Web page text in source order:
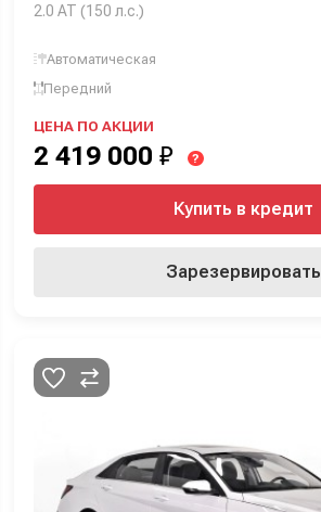
2.0 AT (150 л.с.)
Автоматическая
Передний
ЦЕНА ПО АКЦИИ
2 419 000 ₽ ?
Купить в кредит
Зарезервировать